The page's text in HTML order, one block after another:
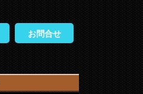
お問合せ